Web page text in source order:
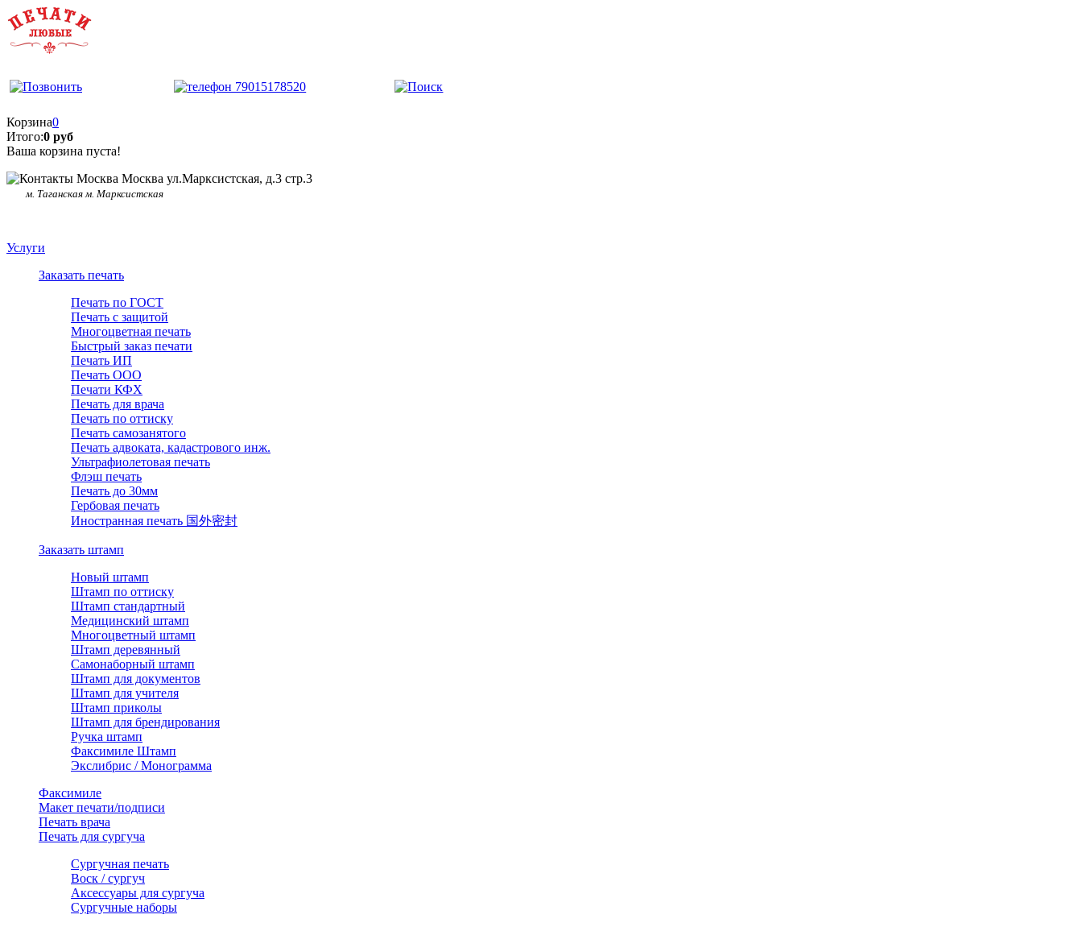
Корзина0
Итого:0 руб
Ваша корзина пуста!
Москва ул.Марксистская, д.3 стр.3
м. Таганская м. Марксистская
Услуги
Заказать печать
Печать по ГОСТ
Печать с защитой
Многоцветная печать
Быстрый заказ печати
Печать ИП
Печать ООО
Печати КФХ
Печать для врача
Печать по оттиску
Печать самозанятого
Печать адвоката, кадастрового инж.
Ультрафиолетовая печать
Флэш печать
Печать до 30мм
Гербовая печать
Иностранная печать 国外密封
Заказать штамп
Новый штамп
Штамп по оттиску
Штамп стандартный
Медицинский штамп
Многоцветный штамп
Штамп деревянный
Самонаборный штамп
Штамп для документов
Штамп для учителя
Штамп приколы
Штамп для брендирования
Ручка штамп
Факсимиле Штамп
Экслибрис / Монограмма
Факсимиле
Макет печати/подписи
Печать врача
Печать для сургуча
Сургучная печать
Воск / сургуч
Аксессуары для сургуча
Сургучные наборы